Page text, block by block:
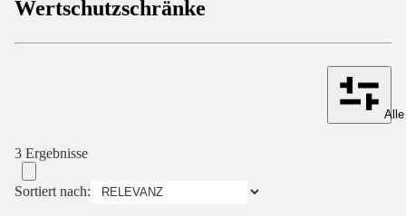
Wertschutzschränke
3 Ergebnisse
Sortiert nach: